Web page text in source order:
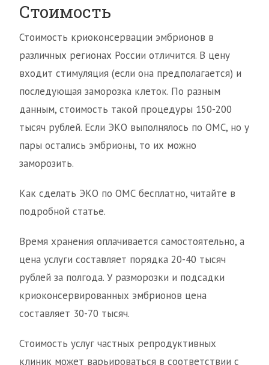
Стоимость
Стоимость криоконсервации эмбрионов в
различных регионах России отличится. В цену
входит стимуляция (если она предполагается) и
последующая заморозка клеток. По разным
данным, стоимость такой процедуры 150-200
тысяч рублей. Если ЭКО выполнялось по ОМС, но у
пары остались эмбрионы, то их можно
заморозить.
Как сделать ЭКО по ОМС бесплатно, читайте в
подробной статье.
Время хранения оплачивается самостоятельно, а
цена услуги составляет порядка 20-40 тысяч
рублей за полгода. У разморозки и подсадки
криоконсервированных эмбрионов цена
составляет 30-70 тысяч.
Стоимость услуг частных репродуктивных
клиник может варьироваться в соответствии с